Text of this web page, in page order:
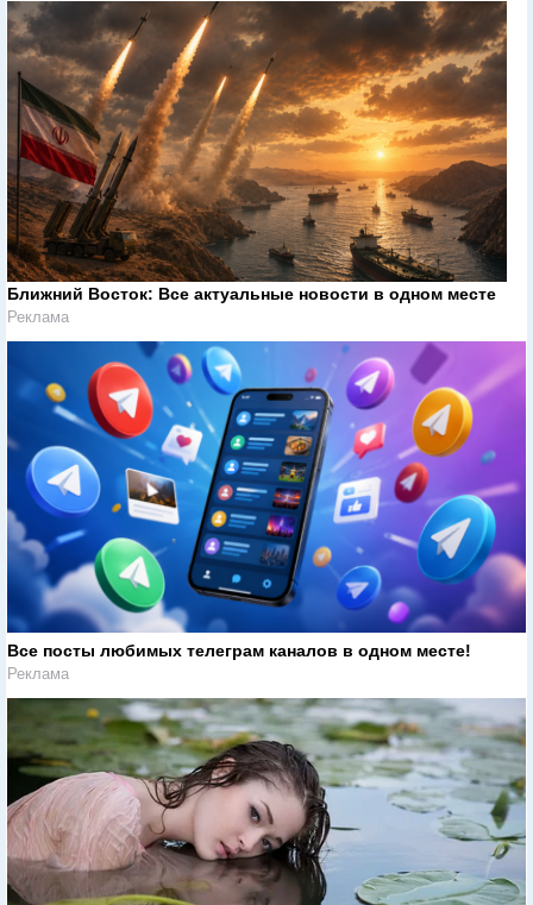
Ближний Восток: Все актуальные новости в одном месте
Реклама
Все посты любимых телеграм каналов в одном месте!
Реклама